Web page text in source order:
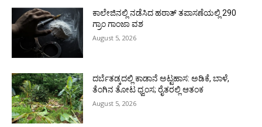
ಕಾಲೇಜಿನಲ್ಲಿ ನಡೆಸಿದ ಹಠಾತ್ ತಪಾಸಣೆಯಲ್ಲಿ 290
ಗ್ರಾಂ ಗಾಂಜಾ ವಶ
August 5, 2026
ದರ್ಬೆತಡ್ಕದಲ್ಲಿ ಕಾಡಾನೆ ಅಟ್ಟಹಾಸ: ಅಡಿಕೆ, ಬಾಳೆ,
ತೆಂಗಿನ ತೋಟ ಧ್ವಂಸ; ರೈತರಲ್ಲಿ ಆತಂಕ
August 5, 2026